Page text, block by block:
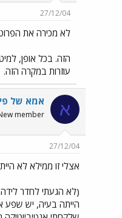
27/12/04
לא מכירה את
הזה. בכל אופן,
עוזרות במקרה הזה.
א אמא של
member
27/12/04
אצלי זו ממילא לא
(לא הגעתי לחדר
הייתה בעיה, יש שפע